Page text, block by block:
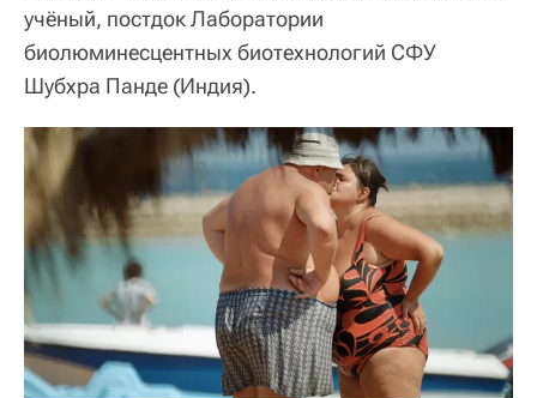
учёный, постдок Лаборатории
биолюминесцентных биотехнологий СФУ
Шубхра Панде (Индия).